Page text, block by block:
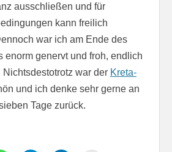
ausschließen und für
kann freilich
war ich am Ende des
enorm genervt und froh, endlich
war der Kreta-
und ich denke sehr gerne an
Tage zurück.